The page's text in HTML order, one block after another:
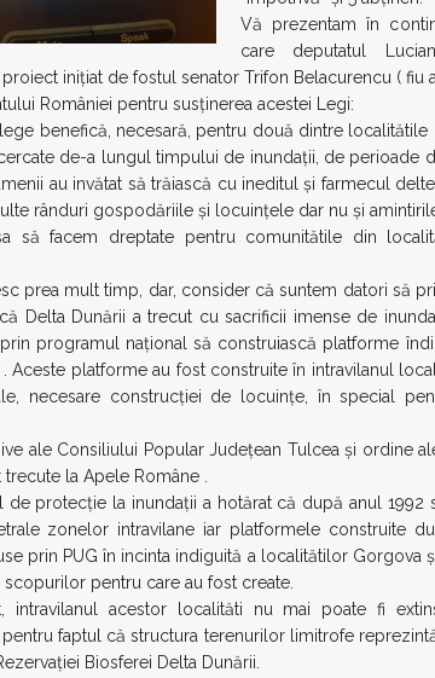
Vă prezentam în
care deputatul
inițiat de fostul senator Trifon Belacurencu ( fiu
României pentru susținerea acestei Legi:
benefică, necesară, pentru două dintre localitătile
de-a lungul timpului de inundații, de perioade
au invătat să trăiască cu ineditul și farmecul
rânduri gospodăriile și locuințele dar nu și
să facem dreptate pentru comunitătile din
prea mult timp, dar, consider că suntem datori să
Delta Dunării a trecut cu sacrificii imense de
programul național să construiască platforme
Aceste platforme au fost construite în intravilanul
necesare construcției de locuințe, în special
ale Consiliului Popular Județean Tulcea și ordine
la Apele Române .
de protecție la inundații a hotărat că după anul 1992
zonelor intravilane iar platformele construite
prin PUG în incinta indiguită a localitătilor Gorgova
pentru care au fost create.
intravilanul acestor localităti nu mai poate fi
pentru faptul că structura terenurilor limitrofe
Biosferei Delta Dunării.